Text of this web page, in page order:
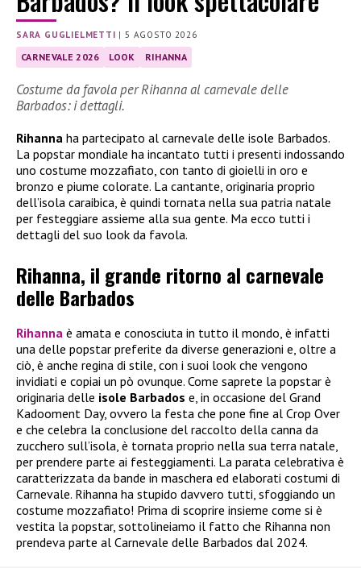
SARA GUGLIELMETTI |5 AGOSTO 2026
CARNEVALE 2026 LOOK RIHANNA
Costume da favola per Rihanna al carnevale delle
Barbados: i dettagli.
Rihanna ha partecipato al carnevale delle isole Barbados.
La popstar mondiale ha incantato tutti i presenti indossando
uno costume mozzafiato, con tanto di gioielli in oro e
bronzo e piume colorate. La cantante, originaria proprio
dell’isola caraibica, è quindi tornata nella sua patria natale
per festeggiare assieme alla sua gente. Ma ecco tutti i
dettagli del suo look da favola.
Rihanna, il grande ritorno al carnevale
delle Barbados
Rihanna è amata e conosciuta in tutto il mondo, è infatti
una delle popstar preferite da diverse generazioni e, oltre a
ciò, è anche regina di stile, con i suoi look che vengono
invidiati e copiai un pò ovunque. Come saprete la popstar è
originaria delle isole Barbados e, in occasione del Grand
Kadooment Day, ovvero la festa che pone fine al Crop Over
e che celebra la conclusione del raccolto della canna da
zucchero sull’isola, è tornata proprio nella sua terra natale,
per prendere parte ai festeggiamenti. La parata celebrativa è
caratterizzata da bande in maschera ed elaborati costumi di
Carnevale. Rihanna ha stupido davvero tutti, sfoggiando un
costume mozzafiato! Prima di scoprire insieme come si è
vestita la popstar, sottolineiamo il fatto che Rihanna non
prendeva parte al Carnevale delle Barbados dal 2024.